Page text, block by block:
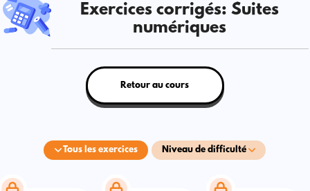
Exercices corrigés: Suites
numériques
Tous les exercices Niveau de difficulté
Retour au cours